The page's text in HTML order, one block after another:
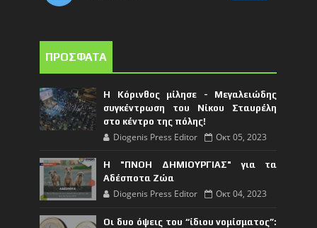
ΠΡΟΣΦΑΤΑ
Η Κόρινθος μίλησε - Μεγαλειώδης
συγκέντρωση του Νίκου Σταυρέλη
στο κέντρο της πόλης!
Diogenis Press Editor Οκτ 05, 2023
Η "ΠΝΟΗ ΔΗΜΙΟΥΡΓΙΑΣ" για τα
Αδέσποτα Ζώα
Diogenis Press Editor Οκτ 04, 2023
Οι δυο όψεις του “ίδιου νομίσματος”: